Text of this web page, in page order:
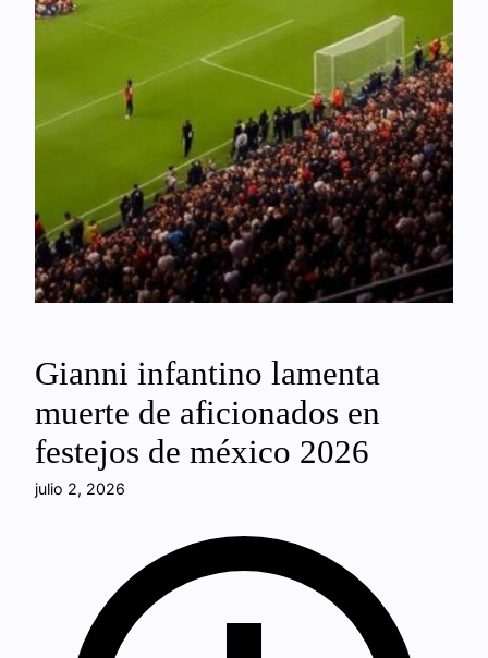
Gianni infantino lamenta
muerte de aficionados en
festejos de méxico 2026
julio 2, 2026